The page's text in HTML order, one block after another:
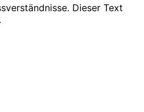
Dieser Text